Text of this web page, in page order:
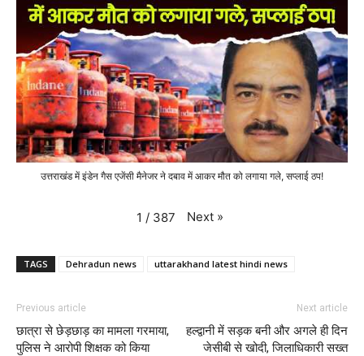
उत्तराखंड में इंडेन गैस एजेंसी मैनेजर ने दबाव में आकर मौत को लगाया गले, सप्लाई ठप!
1 / 387 Next »
TAGS Dehradun news uttarakhand latest hindi news
Previous article
छात्रा से छेड़छाड़ का मामला गरमाया,
पुलिस ने आरोपी शिक्षक को किया
Next article
हल्द्वानी में सड़क बनी और अगले ही दिन
जेसीबी से खोदी, जिलाधिकारी सख्त